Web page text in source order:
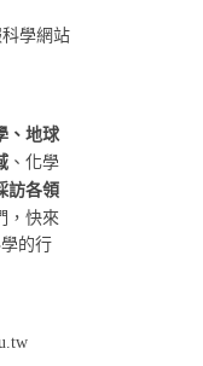
學網站
、地球
、化學
訪各領
，快來
的行